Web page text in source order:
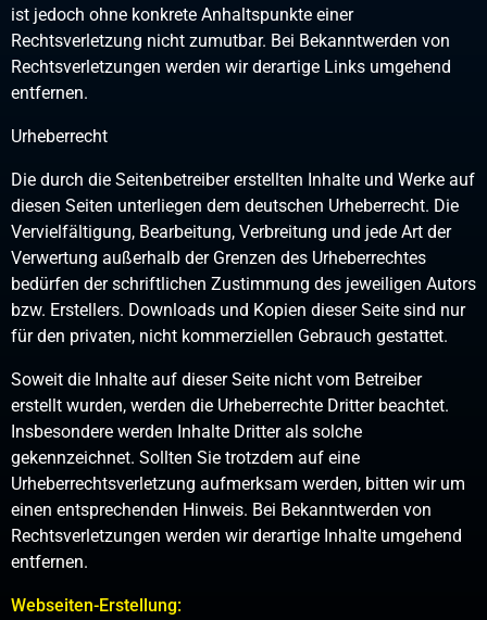
ist jedoch ohne konkrete Anhaltspunkte einer
Rechtsverletzung nicht zumutbar. Bei Bekanntwerden von
Rechtsverletzungen werden wir derartige Links umgehend
entfernen.
Urheberrecht
Die durch die Seitenbetreiber erstellten Inhalte und Werke auf
diesen Seiten unterliegen dem deutschen Urheberrecht. Die
Vervielfältigung, Bearbeitung, Verbreitung und jede Art der
Verwertung außerhalb der Grenzen des Urheberrechtes
bedürfen der schriftlichen Zustimmung des jeweiligen Autors
bzw. Erstellers. Downloads und Kopien dieser Seite sind nur
für den privaten, nicht kommerziellen Gebrauch gestattet.
Soweit die Inhalte auf dieser Seite nicht vom Betreiber
erstellt wurden, werden die Urheberrechte Dritter beachtet.
Insbesondere werden Inhalte Dritter als solche
gekennzeichnet. Sollten Sie trotzdem auf eine
Urheberrechtsverletzung aufmerksam werden, bitten wir um
einen entsprechenden Hinweis. Bei Bekanntwerden von
Rechtsverletzungen werden wir derartige Inhalte umgehend
entfernen.
Webseiten-Erstellung: